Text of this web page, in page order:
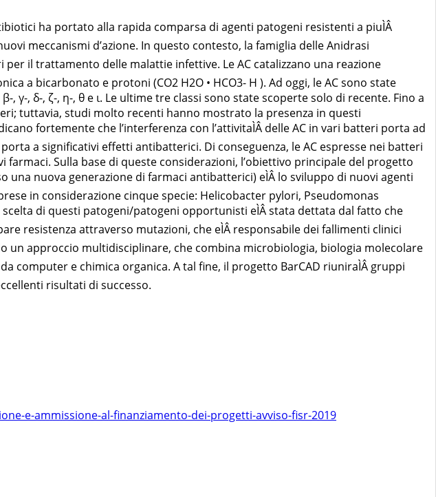
ha portato alla rapida comparsa di agenti patogeni resistenti a piuÌÂ
meccanismi d’azione. In questo contesto, la famiglia delle Anidrasi
per il trattamento delle malattie infettive. Le AC catalizzano una reazione
a bicarbonato e protoni (CO2 H2O • HCO3- H ). Ad oggi, le AC sono state
γ-, δ-, ζ-, η-, θ e ι. Le ultime tre classi sono state scoperte solo di recente. Fino a
tuttavia, studi molto recenti hanno mostrato la presenza in questi
fortemente che l’interferenza con l’attivitaÌÂ delle AC in vari batteri porta ad
a significativi effetti antibatterici. Di conseguenza, le AC espresse nei batteri
Sulla base di queste considerazioni, l’obiettivo principale del progetto
nuova generazione di farmaci antibatterici) eÌÂ lo sviluppo di nuovi agenti
in considerazione cinque specie: Helicobacter pylori, Pseudomonas
di questi patogeni/patogeni opportunisti eÌÂ stata dettata dal fatto che
resistenza attraverso mutazioni, che eÌÂ responsabile dei fallimenti clinici
un approccio multidisciplinare, che combina microbiologia, biologia molecolare
e chimica organica. A tal fine, il progetto BarCAD riuniraÌÂ gruppi
risultati di successo.
e-ammissione-al-finanziamento-dei-progetti-avviso-fisr-2019